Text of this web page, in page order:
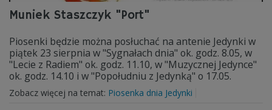
Muniek Staszczyk "Port"
Piosenki będzie można posłuchać na antenie Jedynki w
piątek 23 sierpnia w "Sygnałach dnia" ok. godz. 8.05, w
"Lecie z Radiem" ok. godz. 11.10, w "Muzycznej Jedynce"
ok. godz. 14.10 i w "Popołudniu z Jedynką" o 17.05.
Zobacz więcej na temat: Piosenka dnia Jedynki